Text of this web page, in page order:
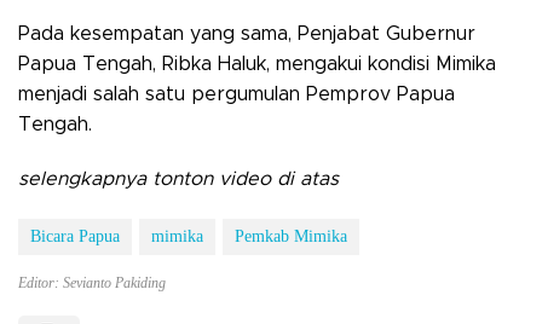
Pada kesempatan yang sama, Penjabat Gubernur
Papua Tengah, Ribka Haluk, mengakui kondisi Mimika
menjadi salah satu pergumulan Pemprov Papua
Tengah.
selengkapnya tonton video di atas
Bicara Papua mimika Pemkab Mimika
Editor: Sevianto Pakiding